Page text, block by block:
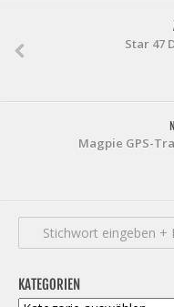
Star 47
Magpie GPS-
KATEGORIEN